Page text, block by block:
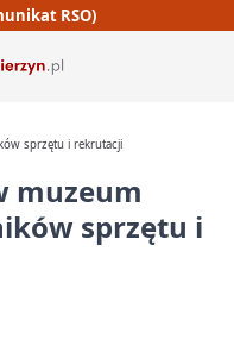
RSO)
sprzętu i rekrutacji
muzeum
sprzętu i